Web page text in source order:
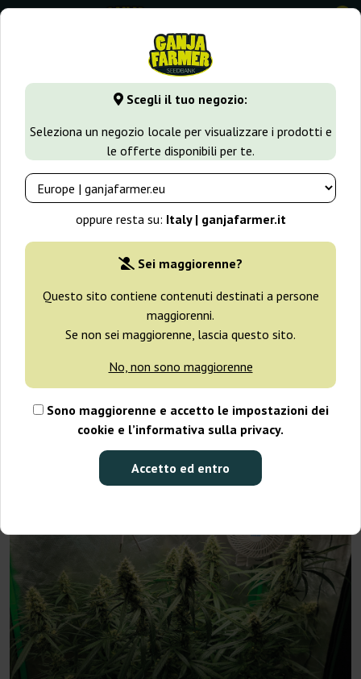
⭐ -40% Varietà a crescita rapida ⭐
⏰ 2 giorni 08:42:03
Scegli il tuo negozio:
Seleziona un negozio locale per visualizzare i prodotti e
le offerte disponibili per te.
oppure resta su: Italy | ganjafarmer.it
Sei maggiorenne?
Questo sito contiene contenuti destinati a persone
maggiorenni.
Se non sei maggiorenne, lascia questo sito.
No, non sono maggiorenne
Sono maggiorenne e accetto le impostazioni dei
cookie e l’informativa sulla privacy.
Accetto ed entro
0
GanjaFarmer.it Blog Varietà Gorilla Glue – qualche
Blog Ganja Farmer
Gorilla Glue – qualche parola su
questo ibrido eccezionalmente
interessante
Molti breeder, creando nuove varietà di marijuana, spesso
danno loro nomi piuttosto insoliti. Non è diverso nel caso di
Gorilla Glue, creata da Joesy Whales. Dietro questo nome
selvaggio e sorprendente si nasconde un interessante ceppo di
cannabis con un profilo genetico ibrido chiaramente orientato
verso il lato indica. Quali strain sono i suoi genitori? Quali
effetti produce? Offre raccolti abbondanti? Scopri di più e leggi